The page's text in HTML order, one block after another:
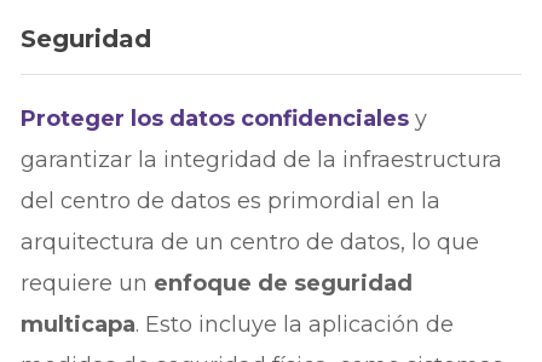
Seguridad
Proteger los datos confidencialesy
garantizar la integridad de la infraestructura
del centro de datos es primordial en la
arquitectura de un centro de datos, lo que
requiere un enfoque de seguridad
multicapa. Esto incluye la aplicación de